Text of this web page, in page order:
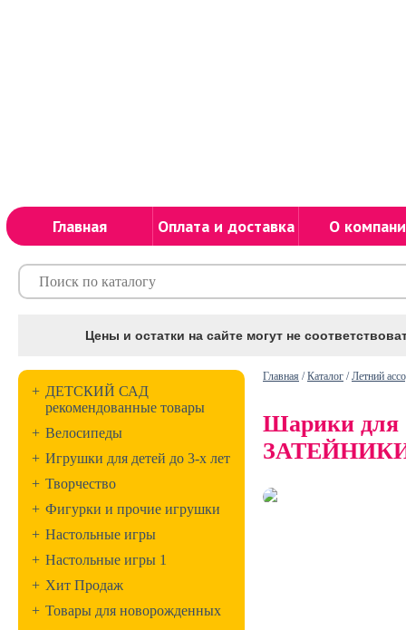
Главная Оплата и доставка О
Цены и остатки на сайте могут не
+ ДЕТСКИЙ САД
рекомендованные товары
+ Велосипеды
+ Игрушки для детей до 3-х лет
+ Творчество
+ Фигурки и прочие игрушки
+ Настольные игры
+ Настольные игры 1
+ Хит Продаж
+ Товары для новорожденных
Главная /Каталог /Летний
Шарики для